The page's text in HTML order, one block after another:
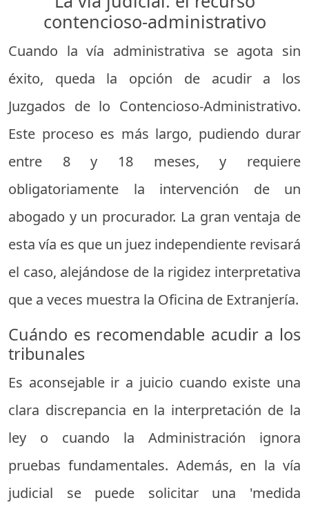
contencioso-administrativo
Cuando la vía administrativa se agota sin
éxito, queda la opción de acudir a los
Juzgados de lo Contencioso-Administrativo.
Este proceso es más largo, pudiendo durar
entre 8 y 18 meses, y requiere
obligatoriamente la intervención de un
abogado y un procurador. La gran ventaja de
esta vía es que un juez independiente revisará
el caso, alejándose de la rigidez interpretativa
que a veces muestra la Oficina de Extranjería.
Cuándo es recomendable acudir a los
tribunales
Es aconsejable ir a juicio cuando existe una
clara discrepancia en la interpretación de la
ley o cuando la Administración ignora
pruebas fundamentales. Además, en la vía
judicial se puede solicitar una 'medida